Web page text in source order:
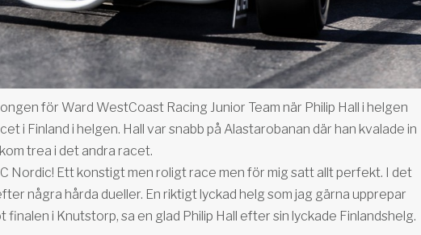
för Ward WestCoast Racing Junior Team när Philip Hall i helgen
i Finland i helgen. Hall var snabb på Alastarobanan där han kvalade in
trea i det andra racet.
Nordic! Ett konstigt men roligt race men för mig satt allt perfekt. I det
några hårda dueller. En riktigt lyckad helg som jag gärna upprepar
finalen i Knutstorp, sa en glad Philip Hall efter sin lyckade Finlandshelg.